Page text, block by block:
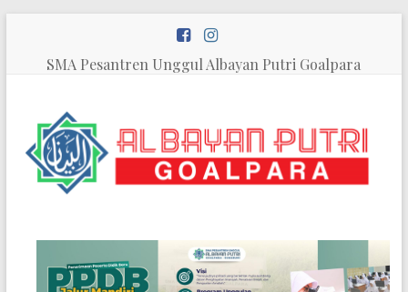
contentSMA Pesantren Unggul Albayan Putri Goalpara
SMA
Pesantren